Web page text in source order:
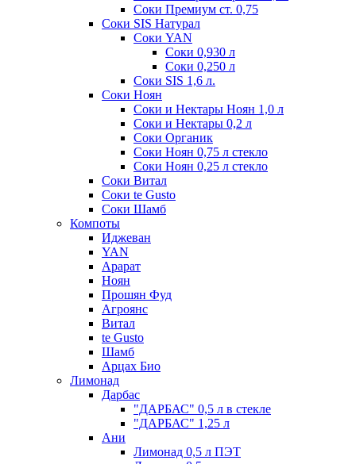
Соки Премиум ст. 0,75
Соки SIS Натурал
Соки YAN
Соки 0,930 л
Соки 0,250 л
Соки SIS 1,6 л.
Соки Ноян
Соки и Нектары Ноян 1,0 л
Соки и Нектары 0,2 л
Соки Органик
Соки Ноян 0,75 л стекло
Соки Ноян 0,25 л стекло
Соки Витал
Соки te Gusto
Соки Шамб
Компоты
Иджеван
YAN
Арарат
Ноян
Прошян Фуд
Агроянс
Витал
te Gusto
Шамб
Арцах Био
Лимонад
Дарбас
"ДАРБАС" 0,5 л в стекле
"ДАРБАС" 1,25 л
Ани
Лимонад 0,5 л ПЭТ